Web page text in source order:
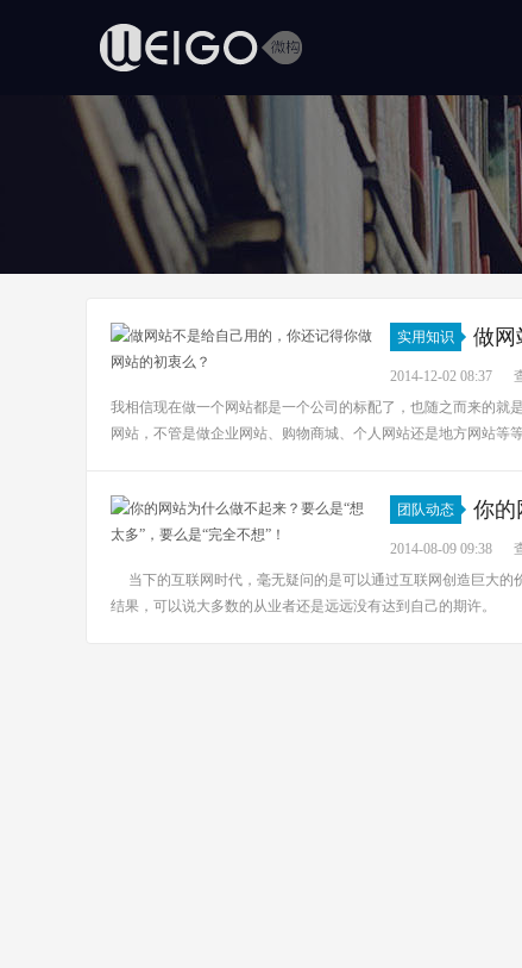
实用知识 做网
2014-12-02 08:37
我相信现在做一个网站都是一个公司的标配了，也随之而来的
网站，不管是做企业网站、购物商城、个人网站还是地方网站
团队动态
你的
不想”！
2014-08-09 09:38
当下的互联网时代，毫无疑问的是可以通过互联网创造巨大的
结果，可以说大多数的从业者还是远远没有达到自己的期许。